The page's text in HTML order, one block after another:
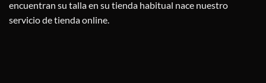
encuentran su talla en su tienda habitual nace nuestro
servicio de tienda online.